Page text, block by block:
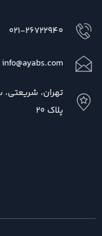
021-26722940
info@ayabs.com
تهران، شریعتی،
پلاک 20